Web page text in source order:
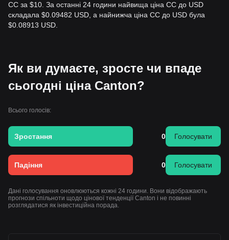
CC за $10. За останні 24 години найвища ціна CC до USD
складала $0.09482 USD, а найнижча ціна CC до USD була
$0.08913 USD.
Як ви думаєте, зросте чи впаде
сьогодні ціна Canton?
Всього голосів:
Зростання 0 Голосувати
Падіння 0 Голосувати
Дані голосування оновлюються кожні 24 години. Вони відображають
прогнози спільноти щодо цінової тенденції Canton і не повинні
розглядатися як інвестиційна порада.